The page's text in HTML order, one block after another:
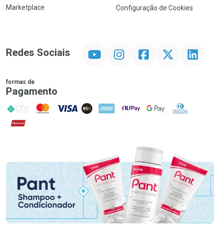
Marketplace
Configuração de Cookies
Redes Sociais InstagramFacebookTwitter Linkedin
formas de
Pagamento
PIX MasterCard
VISA ELO AMEX NuPay Google PayDiners Club
Hipercard